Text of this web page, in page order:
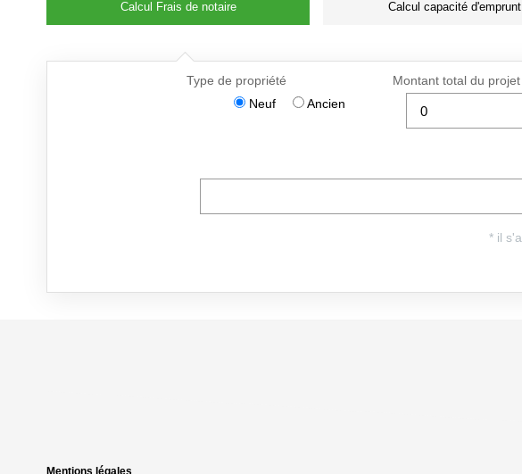
Calcul Frais de notaire Calcul capacité d'emprunt
Mentions légales